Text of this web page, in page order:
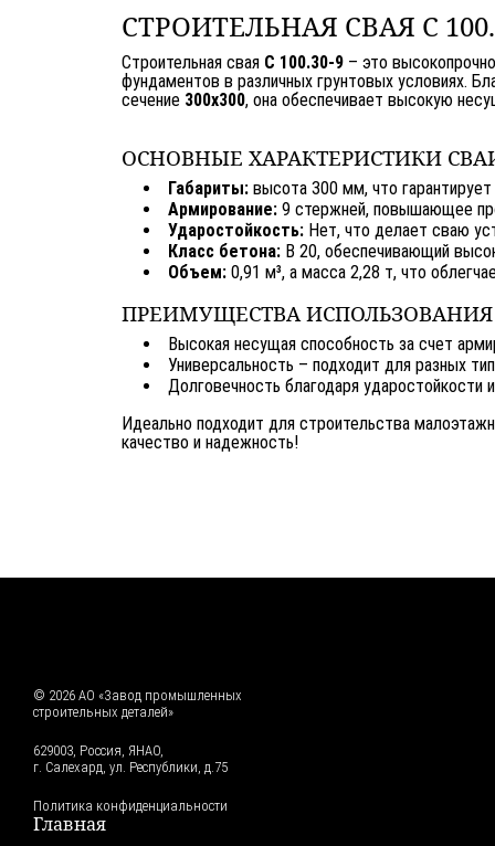
СТРОИТЕЛЬНАЯ СВАЯ С
Строительная свая С 100.30-9 – это
фундаментов в различных грунтовых условиях.
сечение 300х300, она обеспечивает высокую
ОСНОВНЫЕ ХАРАКТЕРИСТИКИ СВАИ
Габариты: высота 300 мм, что гарантирует
Армирование: 9 стержней, повышающее
Ударостойкость: Нет, что делает сваю
Класс бетона: В 20, обеспечивающий
Объем: 0,91 м³, а масса 2,28 т, что
ПРЕИМУЩЕСТВА ИСПОЛЬЗОВАНИЯ
Высокая несущая способность за счет
Универсальность – подходит для разных
Долговечность благодаря ударостойкости
Идеально подходит для строительства
качество и надежность!
© 2026 АО «Завод промышленных
строительных деталей»
629003, Россия, ЯНАО,
г. Салехард, ул. Республики, д.75
Политика конфиденциальности
Главная